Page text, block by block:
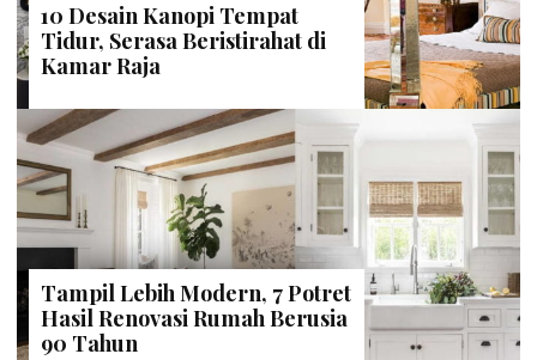
10 Desain Kanopi Tempat
Tidur, Serasa Beristirahat di
Kamar Raja
Tampil Lebih Modern, 7 Potret
Hasil Renovasi Rumah Berusia
90 Tahun